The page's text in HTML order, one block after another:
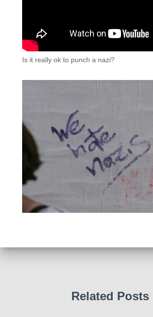
Is it really ok to punch a nazi?
Related Posts